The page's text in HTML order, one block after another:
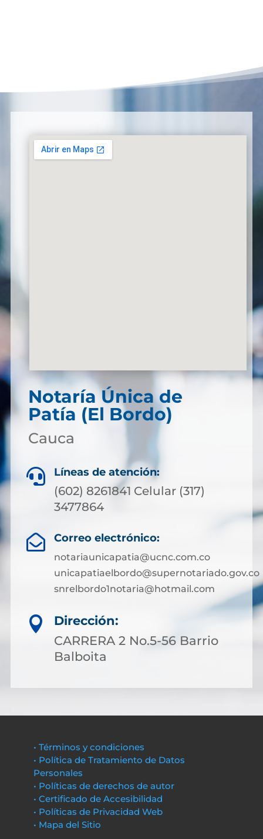
Notaría Única de
Patía (El Bordo)
Cauca
 Líneas de atención:
(602) 8261841 Celular (317)
3477864
 Correo electrónico:
notariaunicapatia@ucnc.com.co
unicapatiaelbordo@supernotariado.gov.co
snrelbordo1notaria@hotmail.com

Dirección:
CARRERA 2 No.5-56 Barrio
Balboita
• Términos y condiciones
• Política de Tratamiento de Datos
Personales
• Políticas de derechos de autor
• Certificado de Accesibilidad
• Políticas de Privacidad Web
• Mapa del Sitio